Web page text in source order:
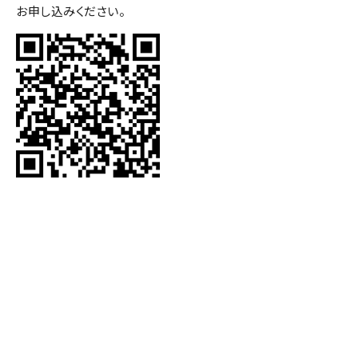
お申し込みください。